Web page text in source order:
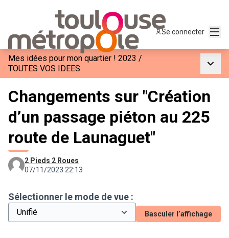
Se connecter
Mes idées pour mon quartier ! 2023 /
TOUTES VOS IDEES
Changements sur "Création
d’un passage piéton au 225
route de Launaguet"
2 Pieds 2 Roues
07/11/2023 22:13
Sélectionner le mode de vue :
Basculer l’affichage